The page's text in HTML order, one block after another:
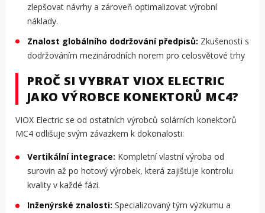
zlepšovat návrhy a zároveň optimalizovat výrobní
náklady.
Znalost globálního dodržování předpisů: Zkušenosti s
dodržováním mezinárodních norem pro celosvětové trhy
PROČ SI VYBRAT VIOX ELECTRIC
JAKO VÝROBCE KONEKTORŮ MC4?
VIOX Electric se od ostatních výrobců solárních konektorů
MC4 odlišuje svým závazkem k dokonalosti:
Vertikální integrace: Kompletní vlastní výroba od
surovin až po hotový výrobek, která zajišťuje kontrolu
kvality v každé fázi.
Inženýrské znalosti: Specializovaný tým výzkumu a